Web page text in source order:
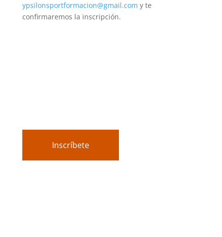
ypsilonsportformacion@gmail.com y te
confirmaremos la inscripción.
Inscríbete